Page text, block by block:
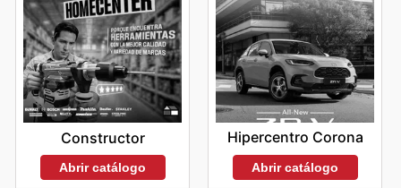
Constructor
Abrir catálogo
Hipercentro Corona
Abrir catálogo